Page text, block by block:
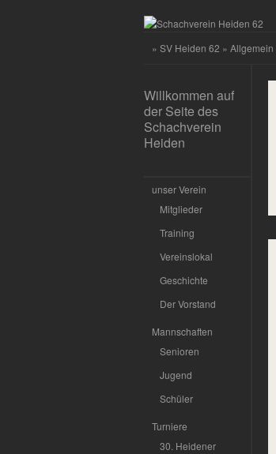
» SV Heiden 62 » Allgemein
Willkommen auf
der Seite des
Schachverein
Heiden
unser Verein
Mitglieder
Training
Vereinslokal
Geschichte
Der Vorstand
Mannschaften
Senioren
Jugend
Schüler
Turniere
30. Heidener